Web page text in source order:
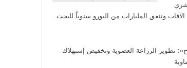
وننفق المليارات من اليورو سنوياً للبحث
تطوير الزراعة العضوية وتخفيض إستهلاك